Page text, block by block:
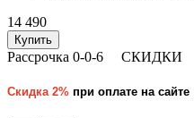
14 490
Купить
Рассрочка 0-0-6 СКИДКИ
Скидка 2% при оплате на сайте